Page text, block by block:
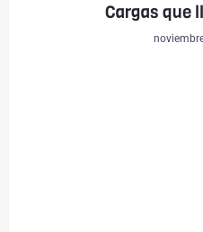
Cargas que